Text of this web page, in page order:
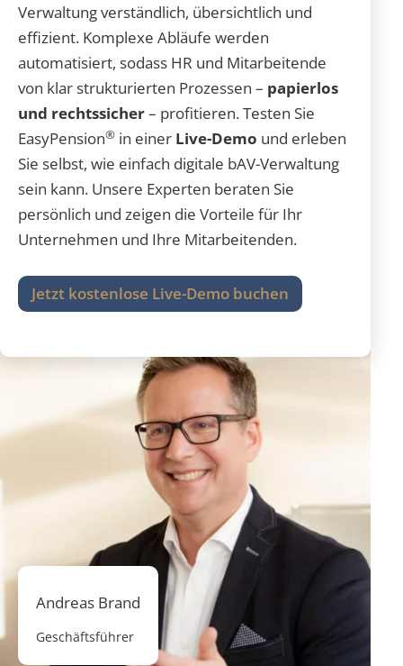
Verwaltung verständlich, übersichtlich und
effizient. Komplexe Abläufe werden
automatisiert, sodass HR und Mitarbeitende
von klar strukturierten Prozessen – papierlos
und rechtssicher– profitieren. Testen Sie
EasyPension® in einer Live-Demo und erleben
Sie selbst, wie einfach digitale bAV-Verwaltung
sein kann. Unsere Experten beraten Sie
persönlich und zeigen die Vorteile für Ihr
Unternehmen und Ihre Mitarbeitenden.
Jetzt kostenlose Live-Demo buchen
Andreas Brand
Geschäftsführer